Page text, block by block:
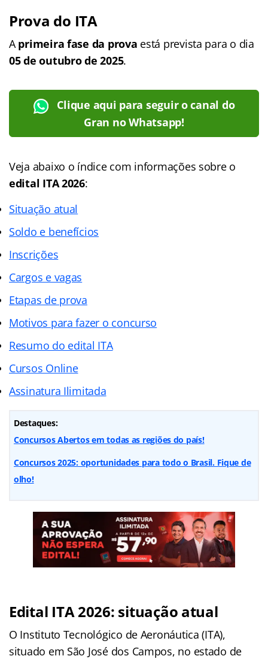
Prova do ITA
Aprimeira fase da prova está prevista para o dia
05 de outubro de 2025.
Clique aqui para seguir o canal do
Gran no Whatsapp!
Veja abaixo o índicecom informações sobre o
edital ITA 2026:
Situação atual
Soldo e benefícios
Inscrições
Cargos e vagas
Etapas de prova
Motivos para fazer o concurso
Resumo do edital ITA
Cursos Online
Assinatura Ilimitada
Destaques:
Concursos Abertos em todas as regiões do país!
Concursos 2025: oportunidades para todo o Brasil. Fique de
olho!
Edital ITA 2026: situação atual
O Instituto Tecnológico de Aeronáutica (ITA),
situado em São José dos Campos, no estado de